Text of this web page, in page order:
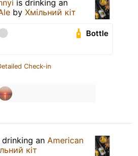
is drinking an
by Хмільний кіт
Bottle
Check-in
drinking an American
кіт